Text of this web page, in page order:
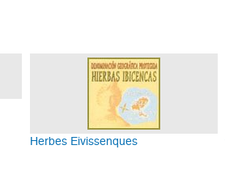
Herbes Eivissenques